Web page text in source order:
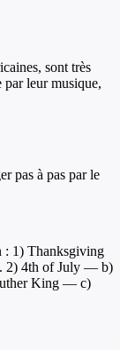
sont très
leur musique,
pas à pas par le
: 1) Thanksgiving
2) 4th of July — b)
King — c)